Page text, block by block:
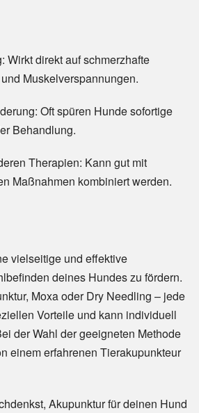
Wirkt direkt auf schmerzhafte
Muskelverspannungen.
Oft spüren Hunde sofortige
Behandlung.
Therapien: Kann gut mit
Maßnahmen kombiniert werden.
vielseitige und effektive
deines Hundes zu fördern.
Moxa oder Dry Needling – jede
Vorteile und kann individuell
der Wahl der geeigneten Methode
einem erfahrenen Tierakupunkteur
Akupunktur für deinen Hund